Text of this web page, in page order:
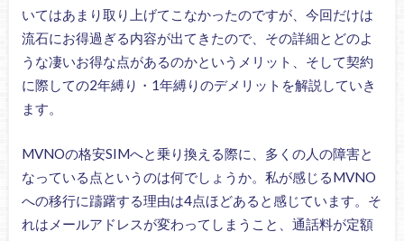
いてはあまり取り上げてこなかったのですが、今回だけは
流石にお得過ぎる内容が出てきたので、その詳細とどのよ
うな凄いお得な点があるのかというメリット、そして契約
に際しての2年縛り・1年縛りのデメリットを解説していき
ます。
MVNOの格安SIMへと乗り換える際に、多くの人の障害と
なっている点というのは何でしょうか。私が感じるMVNO
への移行に躊躇する理由は4点ほどあると感じています。そ
れはメールアドレスが変わってしまうこと、通話料が定額